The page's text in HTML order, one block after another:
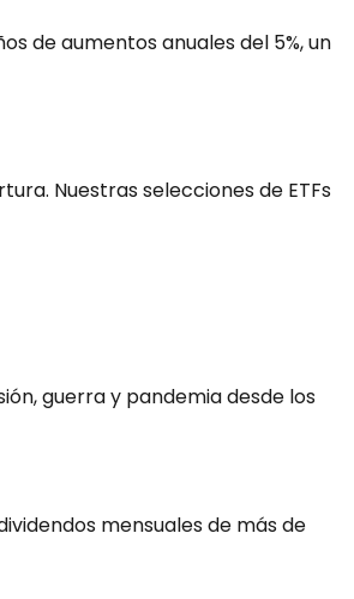
de aumentos anuales del 5%, un
Nuestras selecciones de ETFs
guerra y pandemia desde los
mensuales de más de